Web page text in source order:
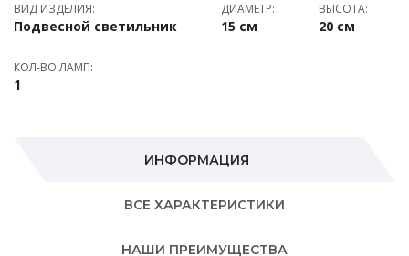
ВИД ИЗДЕЛИЯ:
Подвесной светильник
ДИАМЕТР:
15 см
ВЫСОТА:
20 см
КОЛ-ВО ЛАМП:
1
ИНФОРМАЦИЯ
ВСЕ ХАРАКТЕРИСТИКИ
НАШИ ПРЕИМУЩЕСТВА